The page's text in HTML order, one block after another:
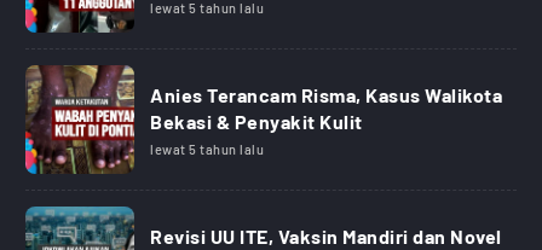
lewat 5 tahun lalu
Anies Terancam Risma, Kasus Walikota
Bekasi & Penyakit Kulit
lewat 5 tahun lalu
Revisi UU ITE, Vaksin Mandiri dan Novel